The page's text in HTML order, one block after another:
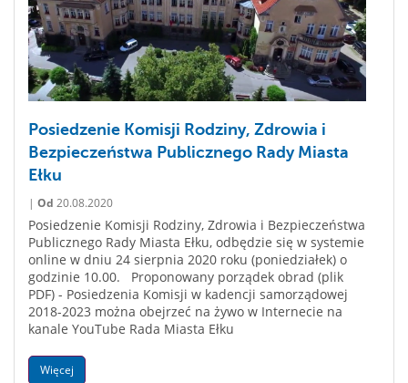
Posiedzenie Komisji Rodziny, Zdrowia i
Bezpieczeństwa Publicznego Rady Miasta
Ełku
| Od 20.08.2020
Posiedzenie Komisji Rodziny, Zdrowia i Bezpieczeństwa
Publicznego Rady Miasta Ełku, odbędzie się w systemie
online w dniu 24 sierpnia 2020 roku (poniedziałek) o
godzinie 10.00. Proponowany porządek obrad (plik
PDF) - Posiedzenia Komisji w kadencji samorządowej
2018-2023 można obejrzeć na żywo w Internecie na
kanale YouTube Rada Miasta Ełku
Więcej